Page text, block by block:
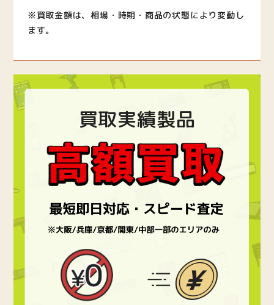
※買取金額は、相場・時期・商品の状態により変動し
ます。
買取実績製品